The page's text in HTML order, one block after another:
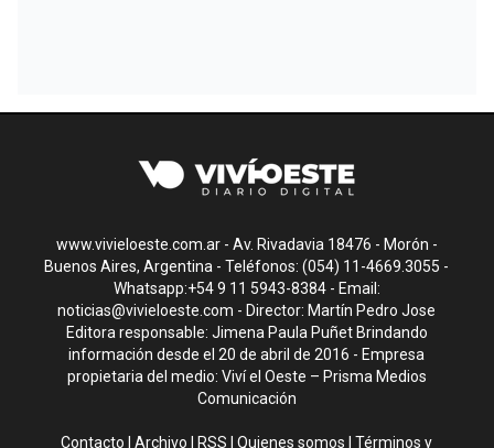
www.vivieloeste.com.ar - Av. Rivadavia 18476 - Morón -
Buenos Aires, Argentina - Teléfonos: (054) 11-4669.3055 -
Whatsapp:+54 9 11 5943-8384 - Email:
noticias@vivieloeste.com - Director: Martín Pedro Jose
Editora responsable: Jimena Paula Puñet Brindando
información desde el 20 de abril de 2016 - Empresa
propietaria del medio: Viví el Oeste – Prisma Medios
Comunicación
Contacto |Archivo RSS |Quienes somos |Términos y